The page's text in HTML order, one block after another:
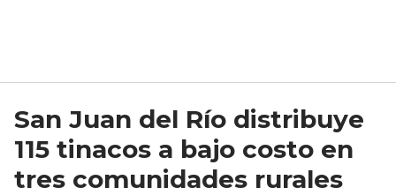
San Juan del Río distribuye
115 tinacos a bajo costo en
tres comunidades rurales